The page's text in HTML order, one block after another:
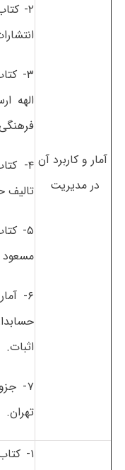
آمار و کاربرد آن
در مدیریت
۲-
۳-
الهه
۴-
تالیف
۵-
مسعود
۶-
اثبات.
۷-
تهران.
۱-